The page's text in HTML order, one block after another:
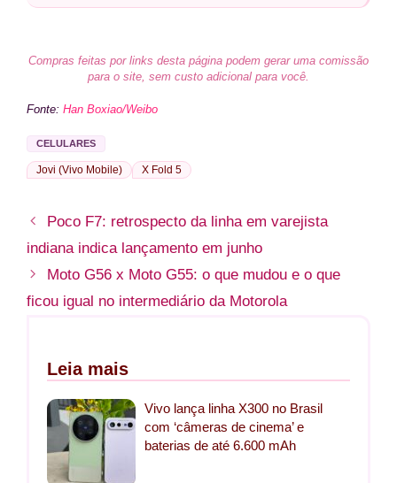
Compras feitas por links desta página podem gerar uma comissão
para o site, sem custo adicional para você.
Fonte: Han Boxiao/Weibo
CELULARES
Jovi (Vivo Mobile) X Fold 5
Poco F7: retrospecto da linha em varejista
indiana indica lançamento em junho
Moto G56 x Moto G55: o que mudou e o que
ficou igual no intermediário da Motorola
Leia mais
Vivo lança linha X300 no Brasil
com ‘câmeras de cinema’ e
baterias de até 6.600 mAh